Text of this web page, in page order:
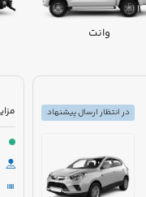
وانت
در انتظار ارسال پیشنهاد